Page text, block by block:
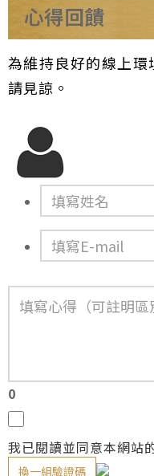
心得回饋
為維持良好的線上環
請見諒。
0
我已閱讀並同意本網站
換一組驗證碼